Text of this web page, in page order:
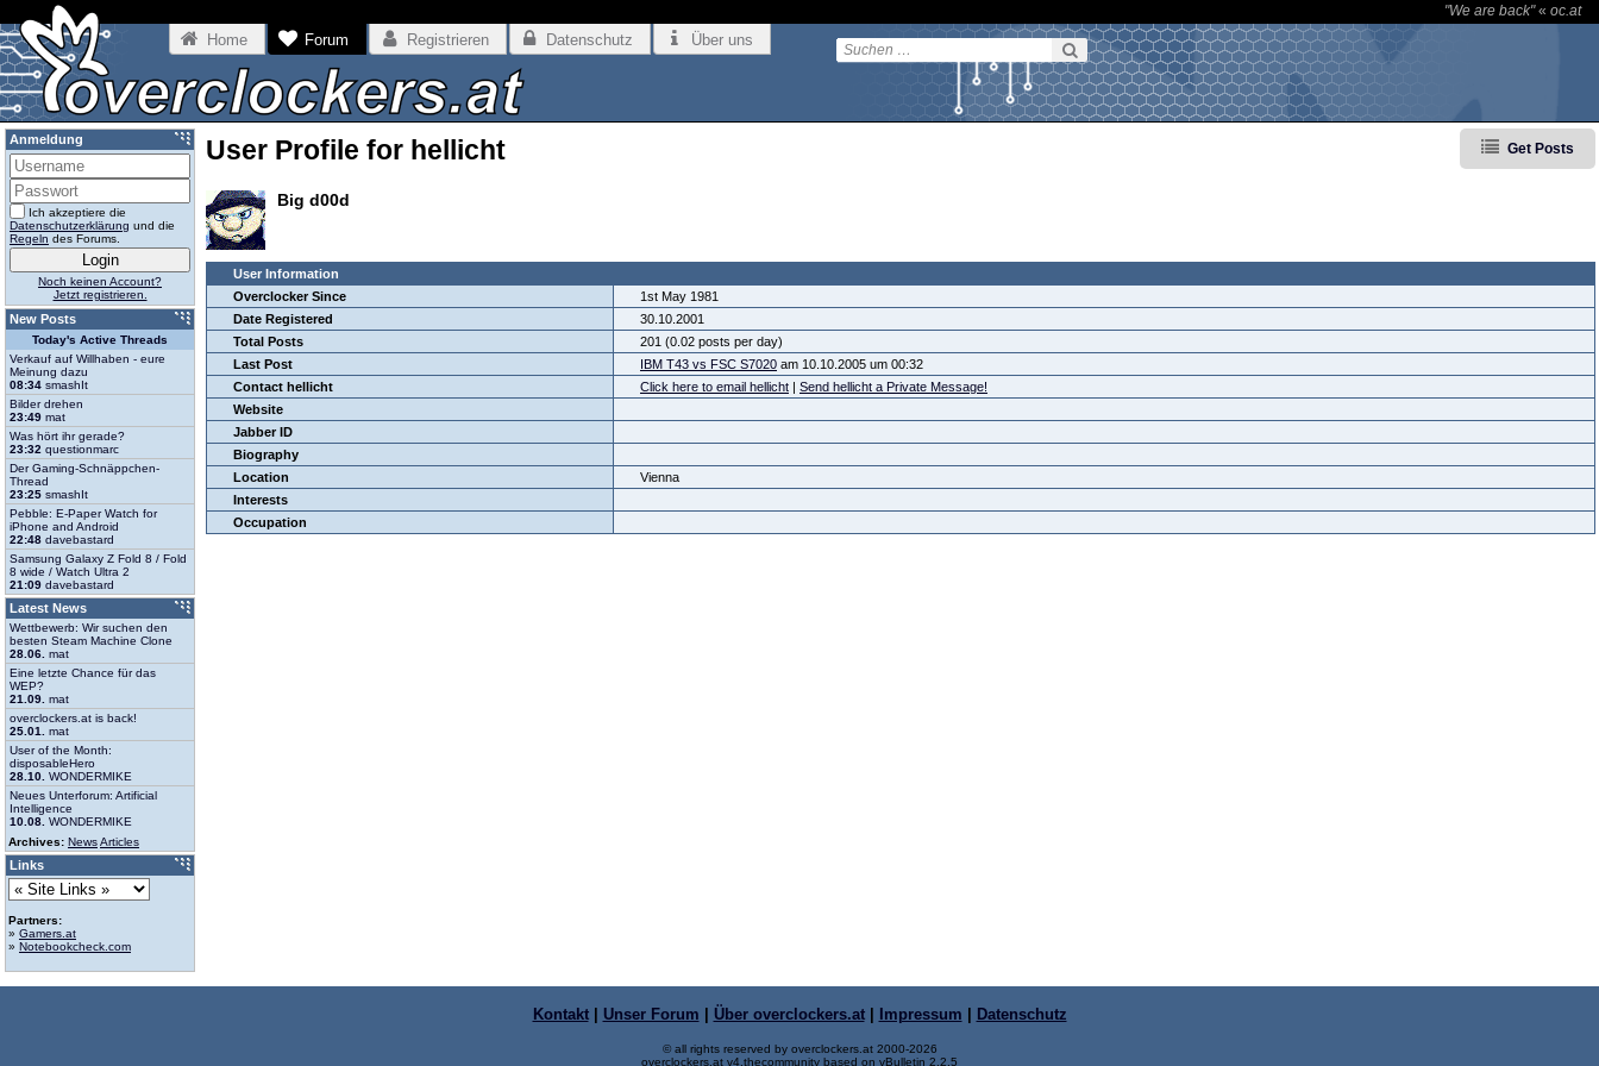
"We are back"« oc.at
Home Forum Registrieren Datenschutz Über uns
User Profile for hellicht Get Posts
Big d00d
User Information
Overclocker Since
1st May 1981
Date Registered
30.10.2001
Total Posts
201 (0.02 posts per day)
Last Post
IBM T43 vs FSC S7020 am 10.10.2005 um 00:32
Contact hellicht
Click here to email hellicht | Send hellicht a Private Message!
Website
Jabber ID
Biography
Location
Vienna
Interests
Occupation
Anmeldung
Ich akzeptiere die
Datenschutzerklärung und die
Regeln des Forums.
Noch keinen Account?
Jetzt registrieren.
New Posts
Today's Active Threads
Verkauf auf Willhaben - eure
Meinung dazu
08:34 smashIt
Bilder drehen
23:49 mat
Was hört ihr gerade?
23:32 questionmarc
Der Gaming-Schnäppchen-
Thread
23:25 smashIt
Pebble: E-Paper Watch for
iPhone and Android
22:48 davebastard
Samsung Galaxy Z Fold 8 / Fold
8 wide / Watch Ultra 2
21:09 davebastard
Latest News
Wettbewerb: Wir suchen den
besten Steam Machine Clone
28.06. mat
Eine letzte Chance für das
WEP?
21.09. mat
overclockers.at is back!
25.01.
mat
User of the Month:
disposableHero
28.10. WONDERMIKE
Neues Unterforum: Artificial
Intelligence
10.08. WONDERMIKE
Archives: NewsArticles
Links
Partners:
» Gamers.at
» Notebookcheck.com
Kontakt| Unser Forum | Über overclockers.at| Impressum | Datenschutz
© all rights reserved by overclockers.at 2000-2026
overclockers.at v4.thecommunity based on vBulletin 2.2.5